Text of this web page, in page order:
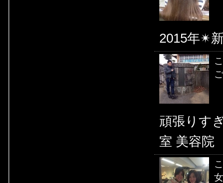
2015年✴︎
頑張りす
室 美容院